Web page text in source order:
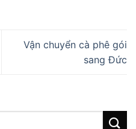
Vận chuyển cà phê gói
sang Đức